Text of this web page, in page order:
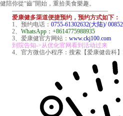
健陪你從“齒”開始，重拾美食樂趣。
————————————————
爱康健多渠道便捷预约，预约方式如下：
1、预约电话： 0755-61302632(大陆)/
2、 WhatsApp：+8614775988935
3、爱康健官方网站： www.ckj100.com
到院告知->从优化官网看到活动过来
4、官方微信小程序：搜索【爱康健齿科】